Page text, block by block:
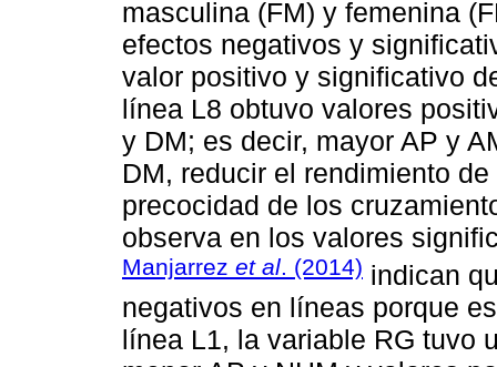
masculina (FM) y femenina
efectos negativos y
valor positivo y significativo
línea L8 obtuvo valores
y DM; es decir, mayor AP y
DM, reducir el rendimiento
precocidad de los
observa en los valores
Manjarrez et al. (2014) indican
negativos en líneas porque
línea L1, la variable RG tuvo